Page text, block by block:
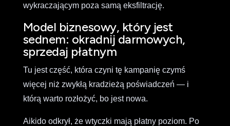
wykraczającym poza samą eksfiltrację.
Model biznesowy, który jest
sednem: okradnij darmowych,
sprzedaj płatnym
Tu jest część, która czyni tę kampanię czymś
więcej niż zwykłą kradzieżą poświadczeń — i
którą warto rozłożyć, bo jest nowa.
Aikido odkrył, że wtyczki mają płatny poziom. Po